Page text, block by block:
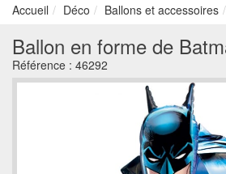
Accueil Déco Ballons et accessoires
Ballon en forme de
Référence : 46292